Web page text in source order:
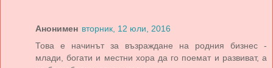
Анонимен вторник, 12 юли, 2016
Това е начинът за възраждане на родния бизнес -
млади, богати и местни хора да го поемат и развиват, а